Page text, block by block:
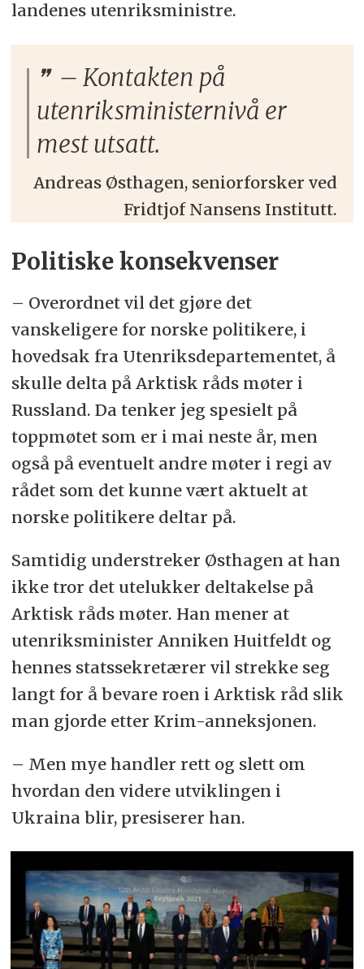
landenes utenriksministre.
– Kontakten på
utenriksministernivå er
mest utsatt.
Andreas Østhagen, seniorforsker ved
Fridtjof Nansens Institutt.
Politiske konsekvenser
– Overordnet vil det gjøre det
vanskeligere for norske politikere, i
hovedsak fra Utenriksdepartementet, å
skulle delta på Arktisk råds møter i
Russland. Da tenker jeg spesielt på
toppmøtet som er i mai neste år, men
også på eventuelt andre møter i regi av
rådet som det kunne vært aktuelt at
norske politikere deltar på.
Samtidig understreker Østhagen at han
ikke tror det utelukker deltakelse på
Arktisk råds møter. Han mener at
utenriksminister Anniken Huitfeldt og
hennes statssekretærer vil strekke seg
langt for å bevare roen i Arktisk råd slik
man gjorde etter Krim-anneksjonen.
– Men mye handler rett og slett om
hvordan den videre utviklingen i
Ukraina blir, presiserer han.